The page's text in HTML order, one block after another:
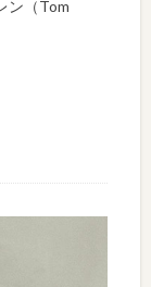
ン（Tom